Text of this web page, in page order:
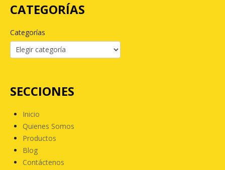
CATEGORÍAS
Categorías
SECCIONES
Inicio
Quienes Somos
Productos
Blog
Contáctenos